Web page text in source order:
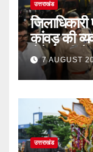
उत्तराखंड
कांवड़ की
लेने बैरागी
देर रात्रि
7 AUGUST
उत्तराखंड